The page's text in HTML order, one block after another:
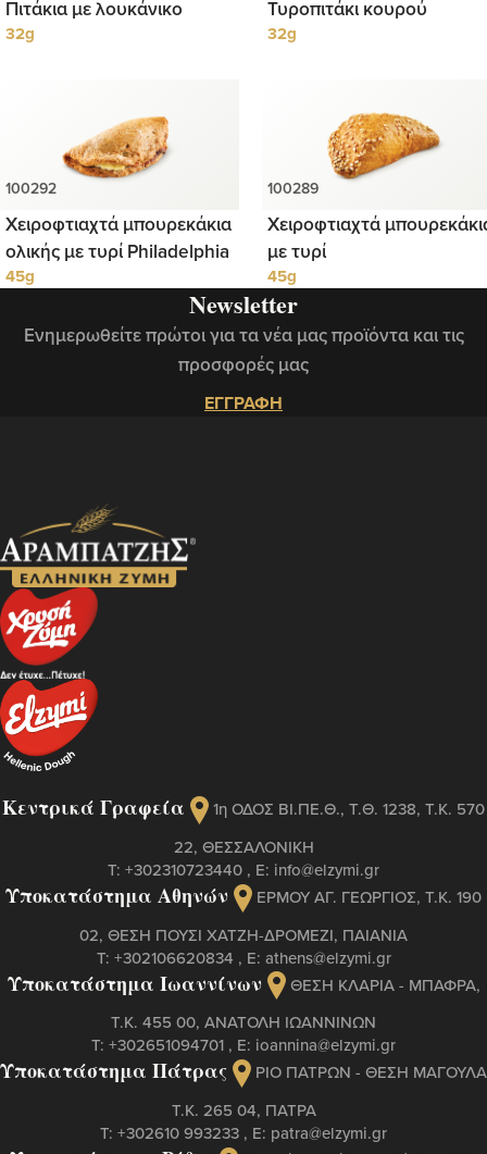
Πιτάκια με λουκάνικο
32g
Τυροπιτάκι κουρού
32g
Χειροφτιαχτά μπουρεκάκια
ολικής με τυρί Philadelphia
45g
Χειροφτιαχτά
με τυρί
45g
Newsletter
Ενημερωθείτε πρώτοι για τα νέα μας προϊόντα και τις
προσφορές μας
ΕΓΓΡΑΦΗ
Κεντρικά Γραφεία
1η ΟΔΟΣ ΒΙ.ΠΕ.Θ., Τ.Θ. 1238, Τ.Κ. 570
22, ΘΕΣΣΑΛΟΝΙΚΗ
Τ: +302310723440 , Ε: info@elzymi.gr
Υποκατάστημα Αθηνών
ΕΡΜΟΥ ΑΓ. ΓΕΩΡΓΙΟΣ, T.K. 190
02, ΘΕΣΗ ΠΟΥΣΙ ΧΑΤΖΗ-ΔΡΟΜΕΖΙ, ΠΑΙΑΝΙΑ
Τ: +302106620834 , Ε: athens@elzymi.gr
Υποκατάστημα Ιωαννίνων
ΘΕΣΗ ΚΛΑΡΙΑ - ΜΠΑΦΡΑ,
Τ.Κ. 455 00, ΑΝΑΤΟΛΗ ΙΩΑΝΝΙΝΩΝ
Τ: +302651094701 , Ε: ioannina@elzymi.gr
Υποκατάστημα Πάτρας
ΡΙΟ ΠΑΤΡΩΝ - ΘΕΣΗ ΜΑΓΟΥΛΑ
Τ.Κ. 265 04, ΠΑΤΡΑ
Τ: +302610 993233 , Ε: patra@elzymi.gr